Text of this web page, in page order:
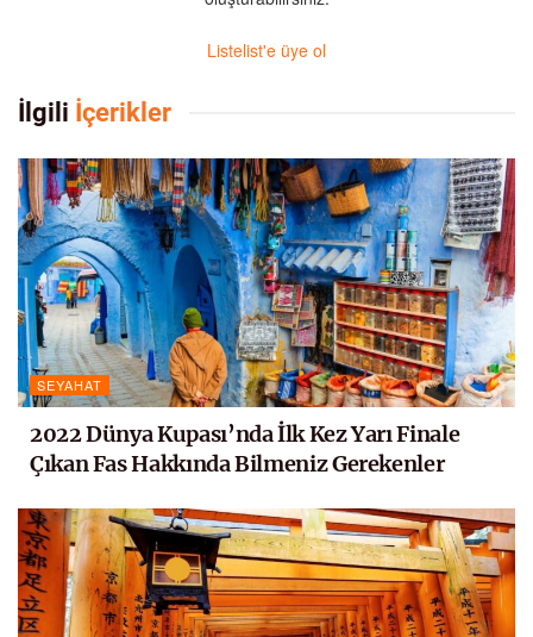
Listelist'e üye ol
İlgili İçerikler
SEYAHAT
2022 Dünya Kupası’nda İlk Kez Yarı Finale
Çıkan Fas Hakkında Bilmeniz Gerekenler